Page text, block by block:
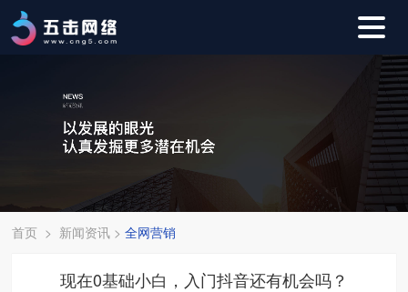
首页 > 新闻资讯 >全网营销
现在0基础小白，入门抖音还有机会吗？